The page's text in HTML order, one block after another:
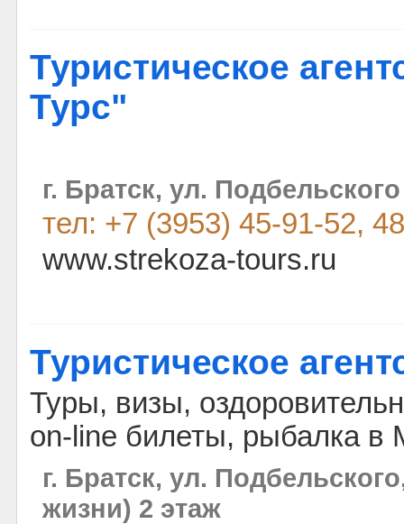
Туристическое
Турс"
г. Братск, ул.
тел: +7 (3953) 45-91-52,
www.strekoza-tours.ru
Туристическое
Туры, визы,
on-line билеты, рыбалка в
г. Братск, ул.
жизни) 2 этаж